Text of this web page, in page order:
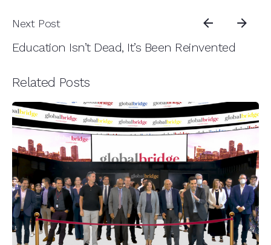
Next Post
Education Isn’t Dead, It’s Been Reinvented
Related Posts